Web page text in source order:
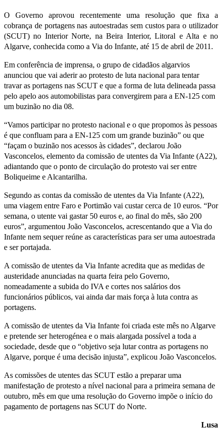
O Governo aprovou recentemente uma resolução que fixa a
cobrança de portagens nas autoestradas sem custos para o utilizador
(SCUT) no Interior Norte, na Beira Interior, Litoral e Alta e no
Algarve, conhecida como a Via do Infante, até 15 de abril de 2011.
Em conferência de imprensa, o grupo de cidadãos algarvios
anunciou que vai aderir ao protesto de luta nacional para tentar
travar as portagens nas SCUT e que a forma de luta delineada passa
pelo apelo aos automobilistas para convergirem para a EN-125 com
um buzinão no dia 08.
“Vamos participar no protesto nacional e o que propomos às pessoas
é que confluam para a EN-125 com um grande buzinão” ou que
“façam o buzinão nos acessos às cidades”, declarou João
Vasconcelos, elemento da comissão de utentes da Via Infante (A22),
adiantando que o ponto de circulação do protesto vai ser entre
Boliqueime e Alcantarilha.
Segundo as contas da comissão de utentes da Via Infante (A22),
uma viagem entre Faro e Portimão vai custar cerca de 10 euros. “Por
semana, o utente vai gastar 50 euros e, ao final do mês, são 200
euros”, argumentou João Vasconcelos, acrescentando que a Via do
Infante nem sequer reúne as características para ser uma autoestrada
e ser portajada.
A comissão de utentes da Via Infante acredita que as medidas de
austeridade anunciadas na quarta feira pelo Governo,
nomeadamente a subida do IVA e cortes nos salários dos
funcionários públicos, vai ainda dar mais força à luta contra as
portagens.
A comissão de utentes da Via Infante foi criada este mês no Algarve
e pretende ser heterogénea e o mais alargada possível a toda a
sociedade, desde que o “objetivo seja lutar contra as portagens no
Algarve, porque é uma decisão injusta”, explicou João Vasconcelos.
As comissões de utentes das SCUT estão a preparar uma
manifestação de protesto a nível nacional para a primeira semana de
outubro, mês em que uma resolução do Governo impõe o início do
pagamento de portagens nas SCUT do Norte.
Lusa